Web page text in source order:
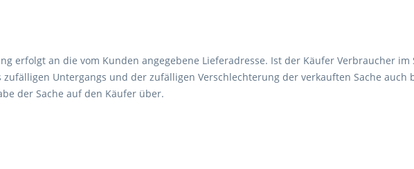
erfolgt an die vom Kunden angegebene Lieferadresse. Ist der Käufer Verbraucher im
zufälligen Untergangs und der zufälligen Verschlechterung der verkauften Sache auch
der Sache auf den Käufer über.